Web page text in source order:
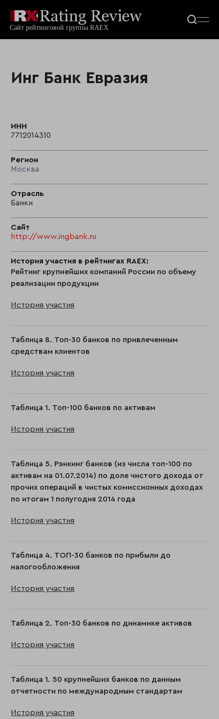
Инг Банк Евразия
ИНН
7712014310
Регион
Москва
Отрасль
Банки
Сайт
http://www.ingbank.ru
История участия в рейтингах RAEX:
Рейтинг крупнейших компаний России по объему
реализации продукции
История участия
Таблица 8. Топ-30 банков по привлеченным
средствам клиентов
История участия
Таблица 1. Топ-100 банков по активам
История участия
Таблица 5. Рэнкинг банков (из числа топ-100 по
активам на 01.07.2014) по доле чистого дохода от
прочих операций в чистых комиссионных доходах
по итогам 1 полугодия 2014 года
История участия
Таблица 4. ТОП-30 банков по прибыли до
налогообложения
История участия
Таблица 2. Топ-30 банков по динамике активов
История участия
Таблица 1. 50 крупнейших банков по данным
отчетности по международным стандартам
История участия